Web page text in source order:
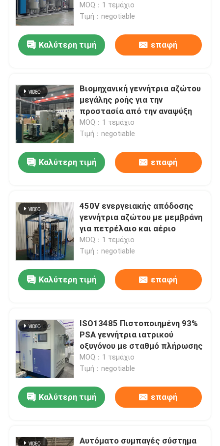
MOQ：1 τεμάχιο
Τιμή：negotiable
Καλύτερη τιμή επαφή
Βιομηχανική γεννήτρια αζώτου
μεγάλης ροής για την
προστασία από την αναψύξη
MOQ：1 τεμάχιο
Τιμή：negotiable
Καλύτερη τιμή επαφή
450V ενεργειακής απόδοσης
γεννήτρια αζώτου με μεμβράνη
για πετρέλαιο και αέριο
MOQ：1 τεμάχιο
Τιμή：negotiable
Καλύτερη τιμή επαφή
ISO13485 Πιστοποιημένη 93%
PSA γεννήτρια ιατρικού
οξυγόνου με σταθμό πλήρωσης
MOQ：1 τεμάχιο
Τιμή：negotiable
Καλύτερη τιμή επαφή
Αυτόματο συμπαγές σύστημα